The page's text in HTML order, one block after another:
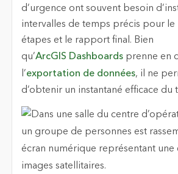
d’urgence ont souvent besoin
intervalles de temps précis pour le
étapes et le rapport final. Bien
qu’ArcGIS Dashboardsprenne en
l’exportation de données, il ne
d’obtenir un instantané efficace du